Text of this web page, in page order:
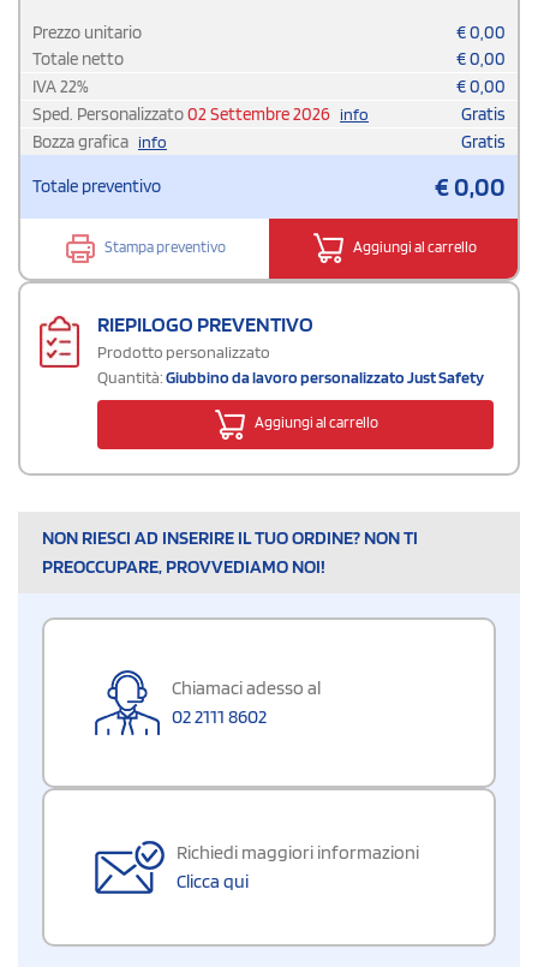
Prezzo unitario €0,00
Totale netto
€0,00
IVA22% €0,00
Sped. Personalizzato02 Settembre 2026 info
Gratis
Bozza grafica info Gratis
Totale preventivo €0,00
Stampa preventivo Aggiungi al carrello
RIEPILOGO PREVENTIVO
Prodotto personalizzato
Quantità:Giubbino da lavoro personalizzato Just Safety
Aggiungi al carrello
NON RIESCI AD INSERIRE IL TUO ORDINE? NON TI
PREOCCUPARE, PROVVEDIAMO NOI!
Chiamaci adesso al
02 2111 8602
Richiedi maggiori informazioni
Clicca qui